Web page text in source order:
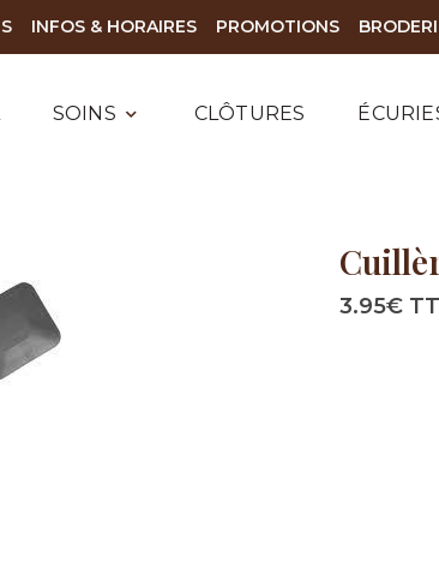
INFOS & HORAIRES PROMOTIONS
SOINS CLÔTURES
3.95€